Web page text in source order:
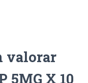
valorar
5MG X 10